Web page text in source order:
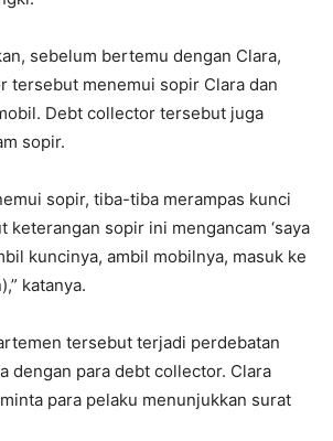
sebelum bertemu dengan Clara,
tersebut menemui sopir Clara dan
Debt collector tersebut juga
sopir.
sopir, tiba-tiba merampas kunci
keterangan sopir ini mengancam ‘saya
kuncinya, ambil mobilnya, masuk ke
katanya.
tersebut terjadi perdebatan
dengan para debt collector. Clara
para pelaku menunjukkan surat